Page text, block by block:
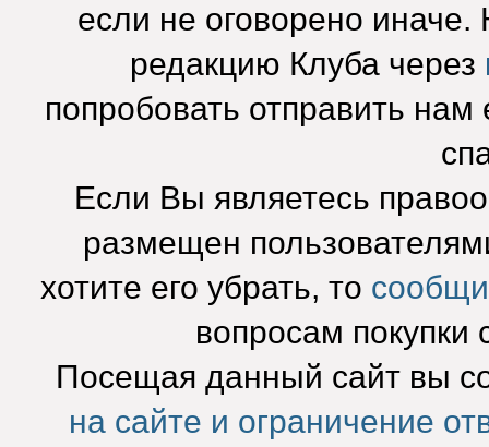
если не оговорено
редакцию Клуба через
попробовать отправить нам
Если Вы являетесь
размещен
хотите его убрать, то
вопросам покупки
Посещая данный сайт вы
на сайте и ограничение